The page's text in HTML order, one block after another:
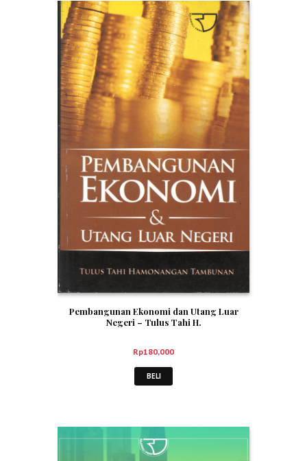
Pembangunan Ekonomi dan Utang Luar
Negeri – Tulus Tahi H.
Rp180,000
BELI